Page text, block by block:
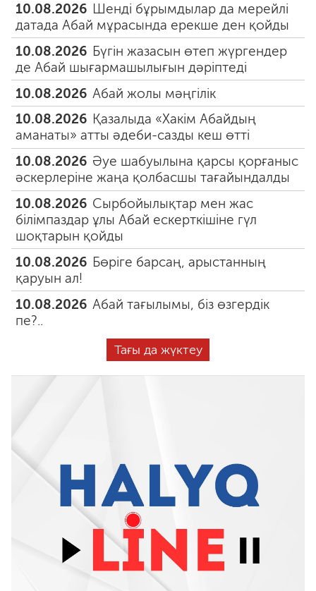
10.08.2026 Шенді бұрымдылар да мерейлі
датада Абай мұрасында ерекше ден қойды
10.08.2026 Бүгін жазасын өтеп жүргендер
де Абай шығармашылығын дәріптеді
10.08.2026 Абай жолы мәңгілік
10.08.2026 Қазалыда «Хакім Абайдың
аманаты» атты әдеби-сазды кеш өтті
10.08.2026 Әуе шабуылына қарсы қорғаныс
әскерлеріне жаңа қолбасшы тағайындалды
10.08.2026 Сырбойылықтар мен жас
білімпаздар ұлы Абай ескерткішіне гүл
шоқтарын қойды
10.08.2026 Бөріге барсаң, арыстанның
қаруын ал!
10.08.2026 Абай тағылымы, біз өзгердік
пе?..
Тағы да жүктеу